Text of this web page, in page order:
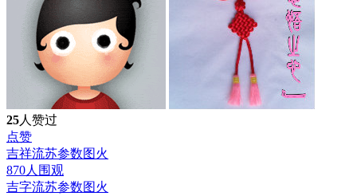
25人赞过
点赞
吉祥流苏参数图火
870人围观
吉字流苏参数图火